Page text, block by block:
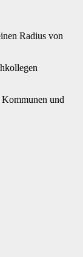
Radius von
und